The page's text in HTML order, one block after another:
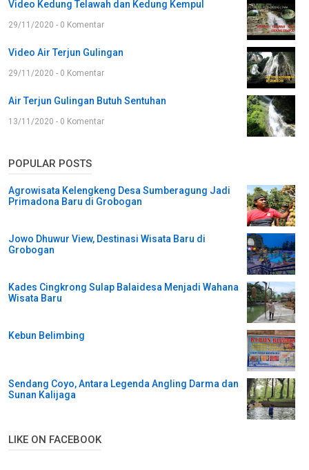
Video Kedung Telawah dan Kedung Kempul
29/11/2020 - 0 Komentar
Video Air Terjun Gulingan
29/11/2020 - 0 Komentar
Air Terjun Gulingan Butuh Sentuhan
13/11/2020 - 0 Komentar
POPULAR POSTS
Agrowisata Kelengkeng Desa Sumberagung Jadi
Primadona Baru di Grobogan
Jowo Dhuwur View, Destinasi Wisata Baru di
Grobogan
Kades Cingkrong Sulap Balaidesa Menjadi Wahana
Wisata Baru
Kebun Belimbing
Sendang Coyo, Antara Legenda Angling Darma dan
Sunan Kalijaga
LIKE ON FACEBOOK